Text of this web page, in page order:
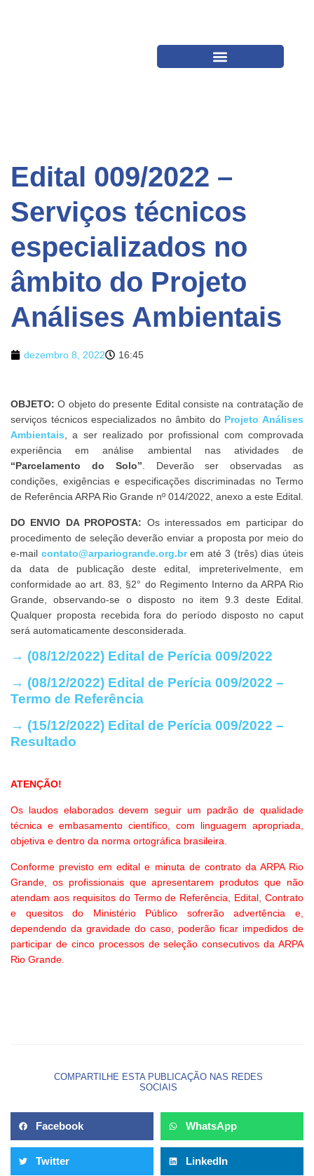
Edital 009/2022 –
Serviços técnicos
especializados no
âmbito do Projeto
Análises Ambientais
dezembro 8, 2022 16:45
OBJETO: O objeto do presente Edital consiste na contratação de
serviços técnicos especializados no âmbito do Projeto Análises
Ambientais , a ser realizado por profissional com comprovada
experiência em análise ambiental nas atividades de
“Parcelamento do Solo” . Deverão ser observadas as
condições, exigências e especificações discriminadas no Termo
de Referência ARPA Rio Grande nº 014/2022, anexo a este Edital.
DO ENVIO DA PROPOSTA: Os interessados em participar do
procedimento de seleção deverão enviar a proposta por meio do
e-mail contato@arpariogrande.org.brem até 3 (três) dias úteis
da data de publicação deste edital, impreterivelmente, em
conformidade ao art. 83, §2° do Regimento Interno da ARPA Rio
Grande, observando-se o disposto no item 9.3 deste Edital.
Qualquer proposta recebida fora do período disposto no caput
será automaticamente desconsiderada.
→ (08/12/2022) Edital de Perícia 009/2022
→ (08/12/2022) Edital de Perícia 009/2022 –
Termo de Referência
→ (15/12/2022) Edital de Perícia 009/2022 –
Resultado
ATENÇÃO!
Os laudos elaborados devem seguir um padrão de qualidade
técnica e embasamento científico, com linguagem apropriada,
objetiva e dentro da norma ortográfica brasileira.
Conforme previsto em edital e minuta de contrato da ARPA Rio
Grande, os profissionais que apresentarem produtos que não
atendam aos requisitos do Termo de Referência, Edital, Contrato
e quesitos do Ministério Público sofrerão advertência e,
dependendo da gravidade do caso, poderão ficar impedidos de
participar de cinco processos de seleção consecutivos da ARPA
Rio Grande.
COMPARTILHE ESTA PUBLICAÇÃO NAS REDES
SOCIAIS
Facebook WhatsApp
Twitter LinkedIn